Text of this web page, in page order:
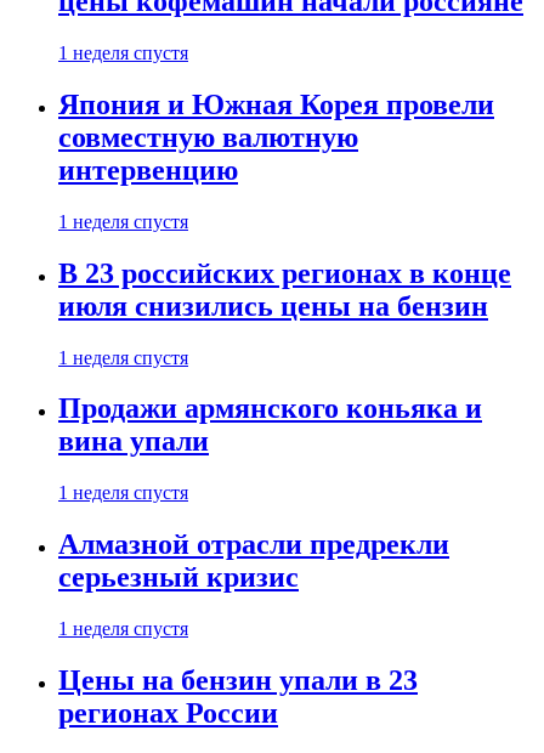
1 неделя спустя
Япония и Южная Корея провели
совместную валютную
интервенцию
1 неделя спустя
В 23 российских регионах в конце
июля снизились цены на бензин
1 неделя спустя
Продажи армянского коньяка и
вина упали
1 неделя спустя
Алмазной отрасли предрекли
серьезный кризис
1 неделя спустя
Цены на бензин упали в 23
регионах России